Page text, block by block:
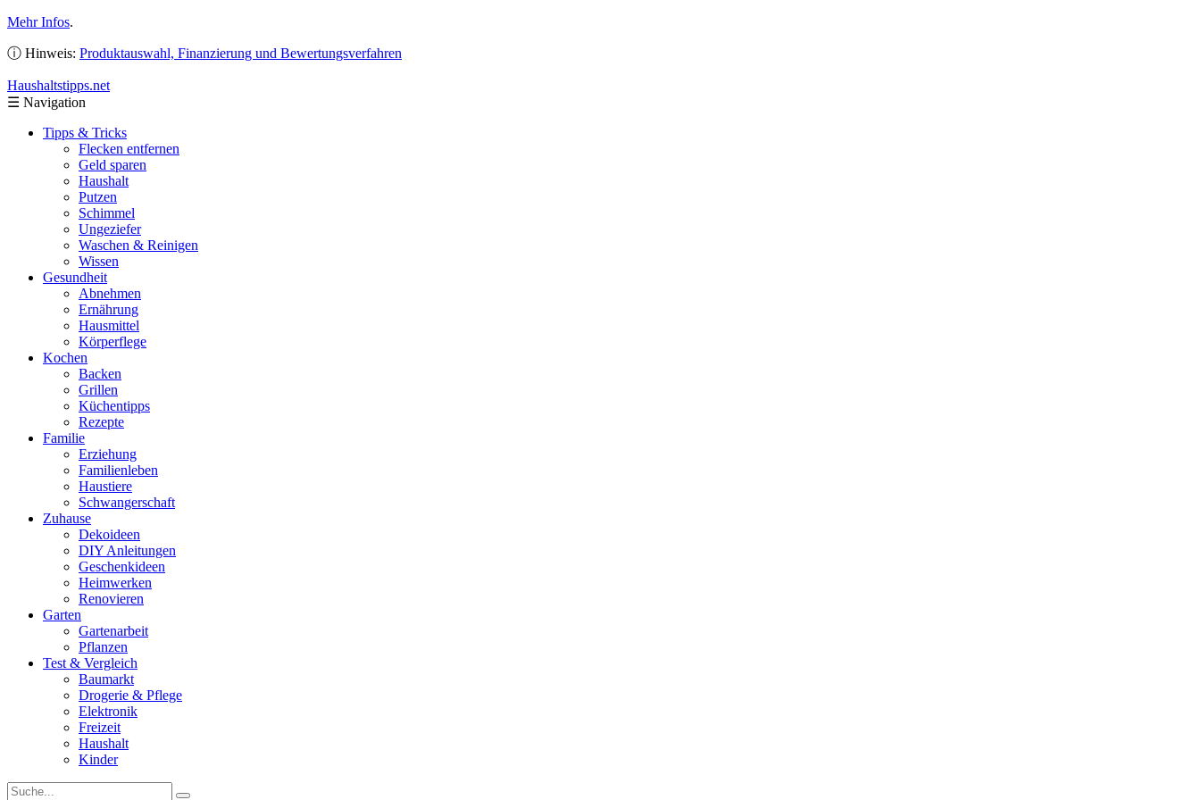
Mehr Infos.
ⓘ Hinweis: Produktauswahl, Finanzierung und Bewertungsverfahren
Haushaltstipps.net
☰ Navigation
Tipps & Tricks
Flecken entfernen
Geld sparen
Haushalt
Putzen
Schimmel
Ungeziefer
Waschen & Reinigen
Wissen
Gesundheit
Abnehmen
Ernährung
Hausmittel
Körperflege
Kochen
Backen
Grillen
Küchentipps
Rezepte
Familie
Erziehung
Familienleben
Haustiere
Schwangerschaft
Zuhause
Dekoideen
DIY Anleitungen
Geschenkideen
Heimwerken
Renovieren
Garten
Gartenarbeit
Pflanzen
Test & Vergleich
Baumarkt
Drogerie & Pflege
Elektronik
Freizeit
Haushalt
Kinder